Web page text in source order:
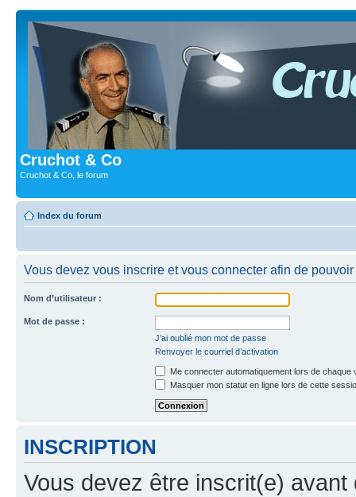
Cruchot & Co
Cruchot & Co, le forum
Index du forum
Vous devez vous inscrire et vous connecter afin de
Nom d’utilisateur :
Mot de passe :
J’ai oublié mon mot de passe
Renvoyer le courriel d’activation
Me connecter automatiquement lors de chaque
Masquer mon statut en ligne lors de cette
INSCRIPTION
Vous devez être inscrit(e) avant